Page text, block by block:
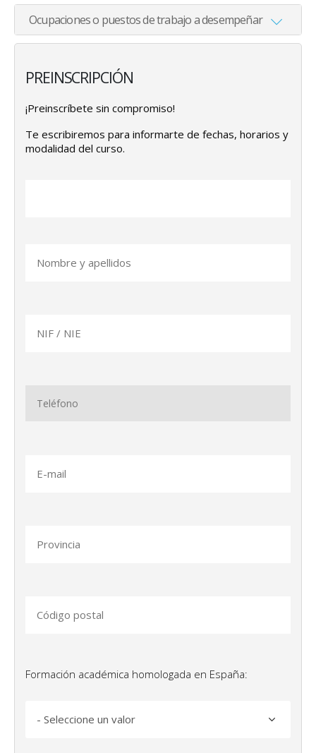
Ocupaciones o puestos de trabajo a desempeñar
PREINSCRIPCIÓN
¡Preinscríbete sin compromiso!
Te escribiremos para informarte de fechas, horarios y
modalidad del curso.
Formación académica homologada en España: